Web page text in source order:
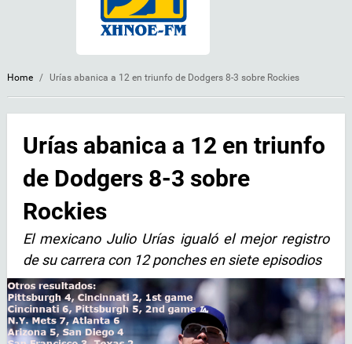
Home / Urías abanica a 12 en triunfo de Dodgers 8-3 sobre Rockies
Urías abanica a 12 en triunfo
de Dodgers 8-3 sobre
Rockies
El mexicano Julio Urías igualó el mejor registro
de su carrera con 12 ponches en siete episodios